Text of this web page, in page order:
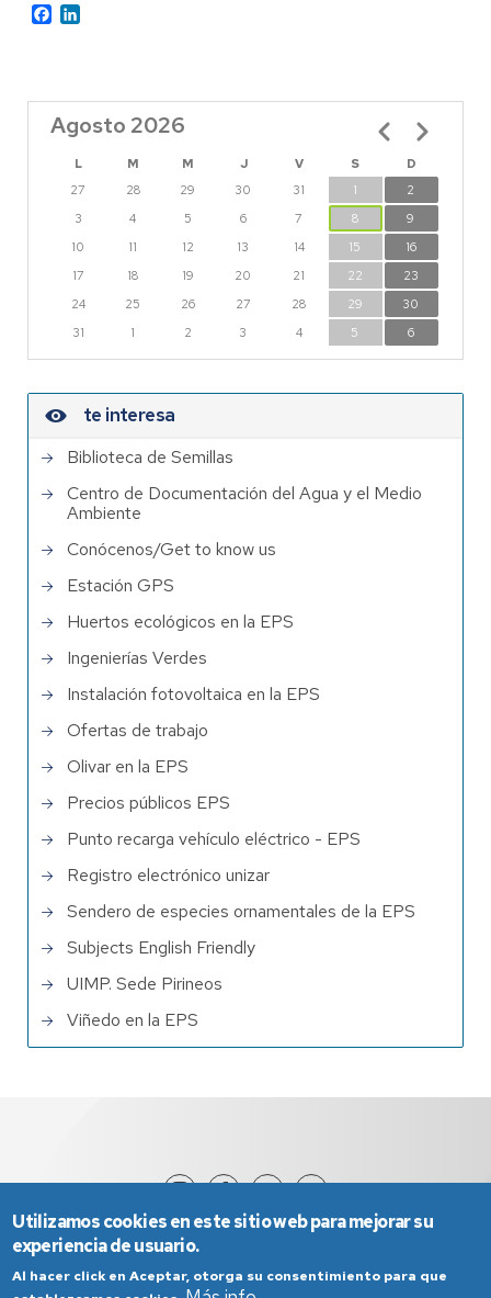
Facebook
Agosto 2026
L M M J V S
D
27
28 29 30 31 1
2
3
4 5 6 7 8
9
10
11 12 13 14 15
16
17
18 19 20 21 22
23
24
25 26 27 28 29
30
31
1 2 3 4 5 6
Paginación
te interesa
Biblioteca de Semillas
Centro de Documentación del Agua y el Medio
Ambiente
Conócenos/Get to know us
Estación GPS
Huertos ecológicos en la EPS
Ingenierías Verdes
Instalación fotovoltaica en la EPS
Ofertas de trabajo
Olivar en la EPS
Precios públicos EPS
Punto recarga vehículo eléctrico - EPS
Registro electrónico unizar
Sendero de especies ornamentales de la EPS
Subjects English Friendly
UIMP. Sede Pirineos
Viñedo en la EPS
Utilizamos cookies en este sitio web para mejorar su
experiencia de usuario.
Al hacer click en Aceptar, otorga su consentimiento para que